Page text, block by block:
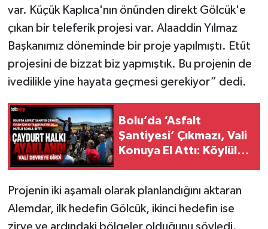
var. Küçük Kaplıca'nın önünden direkt Gölcük'e
çıkan bir teleferik projesi var. Alaaddin Yılmaz
Başkanımız döneminde bir proje yapılmıştı. Etüt
projesini de bizzat biz yapmıştık. Bu projenin de
ivedilikle yine hayata geçmesi gerekiyor” dedi.
Bolu’da ‘Asfalt
Şantiyesi’ Çıkmazı, Vali
Konuya El Attı: Köylüler
Projenin iki aşamalı olarak planlandığını aktaran
Alemdar, ilk hedefin Gölcük, ikinci hedefin ise
zirve ve ardındaki bölgeler olduğunu söyledi.